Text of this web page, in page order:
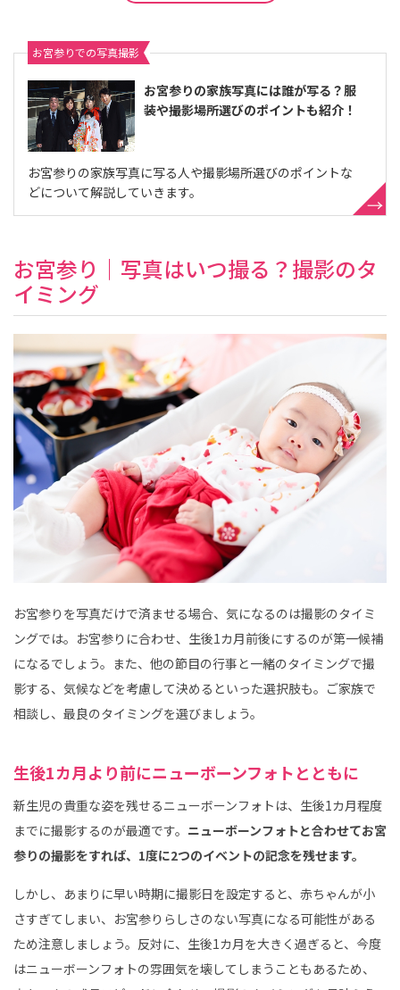
お宮参りでの写真撮影
お宮参りの家族写真には誰が写る？服
装や撮影場所選びのポイントも紹介！
お宮参りの家族写真に写る人や撮影場所選びのポイントな
どについて解説していきます。
お宮参り｜写真はいつ撮る？撮影のタ
イミング
お宮参りを写真だけで済ませる場合、気になるのは撮影のタイミ
ングでは。お宮参りに合わせ、生後1カ月前後にするのが第一候補
になるでしょう。また、他の節目の行事と一緒のタイミングで撮
影する、気候などを考慮して決めるといった選択肢も。ご家族で
相談し、最良のタイミングを選びましょう。
生後1カ月より前にニューボーンフォトとともに
新生児の貴重な姿を残せるニューボーンフォトは、生後1カ月程度
までに撮影するのが最適です。 ニューボーンフォトと合わせてお宮
参りの撮影をすれば、1度に2つのイベントの記念を残せます。
しかし、あまりに早い時期に撮影日を設定すると、赤ちゃんが小
さすぎてしまい、お宮参りらしさのない写真になる可能性がある
ため注意しましょう。反対に、生後1カ月を大きく過ぎると、今度
はニューボーンフォトの雰囲気を壊してしまうこともあるため、